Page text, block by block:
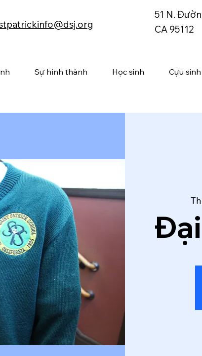
51 N.
CA 95112
Sự hình thành Học sinh Cựu